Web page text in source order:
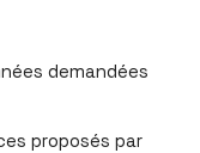
demandées
proposés par